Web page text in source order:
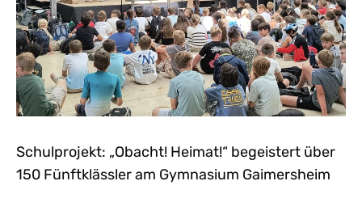
Schulprojekt: „Obacht! Heimat!“ begeistert über
150 Fünftklässler am Gymnasium Gaimersheim